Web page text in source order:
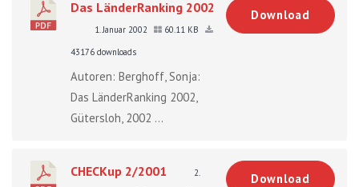
Das LänderRanking 2002
1. Januar 2002
60.11 KB
43176 downloads
Autoren: Berghoff, Sonja:
Das LänderRanking 2002,
Gütersloh, 2002 ...
Download
CHECKup 2/2001
2.
Download